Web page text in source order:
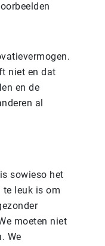
niet en dat
en de
al
sowieso het
te leuk is om
moeten niet
We